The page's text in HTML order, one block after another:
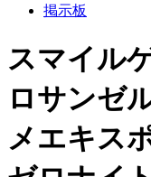
掲示板
スマイル
ロサンゼ
メエキス